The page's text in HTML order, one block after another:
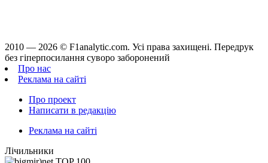
2010 — 2026 © F1analytic.com. Усi права захищенi. Передрук
без гіперпосилання суворо заборонений
Про нас
Реклама на сайті
Про проект
Написати в редакцію
Реклама на сайті
Лічильники